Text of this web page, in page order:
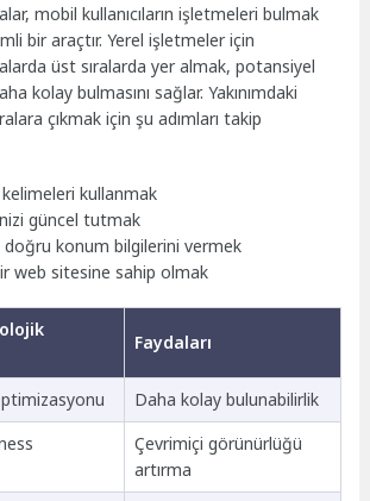
mobil kullanıcıların işletmeleri bulmak
bir araçtır. Yerel işletmeler için
üst sıralarda yer almak, potansiyel
kolay bulmasını sağlar. Yakınımdaki
çıkmak için şu adımları takip
kullanmak
güncel tutmak
konum bilgilerini vermek
web sitesine sahip olmak
Faydaları
Daha kolay bulunabilirlik
Çevrimiçi görünürlüğü
artırma